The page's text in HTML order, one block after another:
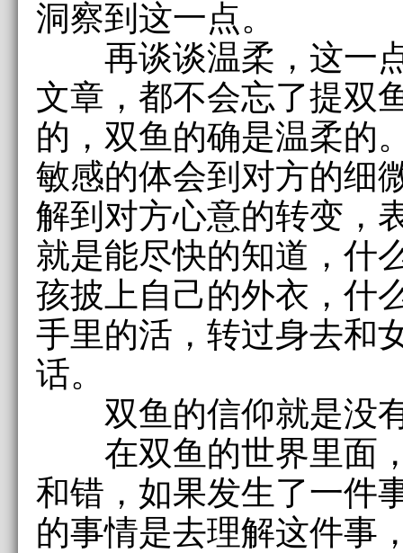
洞察到这一点。
再谈谈温柔，这一
文章，都不会忘了提双
的，双鱼的确是温柔的
敏感的体会到对方的细
解到对方心意的转变，
就是能尽快的知道，什
孩披上自己的外衣，什
手里的活，转过身去和
话。
双鱼的信仰就是没
在双鱼的世界里面
和错，如果发生了一件
的事情是去理解这件事